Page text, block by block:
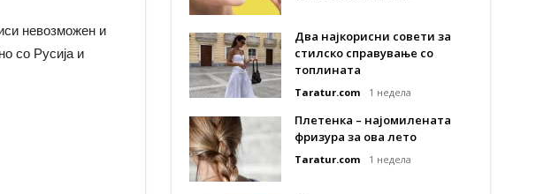
невозможен и
со Русија и
Два најкорисни совети за
стилско справување со
топлината
Taratur.com 1 недела
Плетенка – најомилената
фризура за ова лето
Taratur.com 1 недела